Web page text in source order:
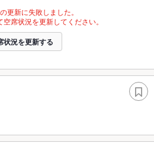
更新に失敗しました。
席状況を更新してください。
状況を更新する